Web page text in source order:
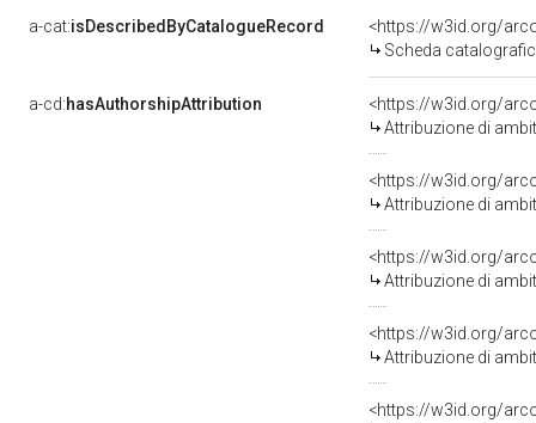
a-cat:isDescribedByCatalogueRecord
<https://w3id.org/
Scheda
a-cd:hasAuthorshipAttribution
<https://w3id.org/
Attribuzione di
<https://w3id.org/
Attribuzione di
<https://w3id.org/
Attribuzione di
<https://w3id.org/
Attribuzione di
<https://w3id.org/